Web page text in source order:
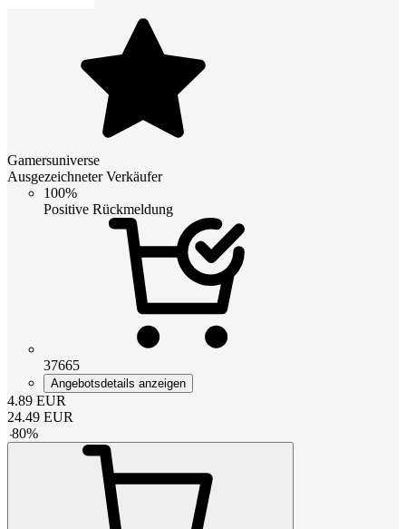
Gamersuniverse
Ausgezeichneter Verkäufer
100%
Positive Rückmeldung
37665
Angebotsdetails anzeigen
4.89 EUR
24.49 EUR
-80%